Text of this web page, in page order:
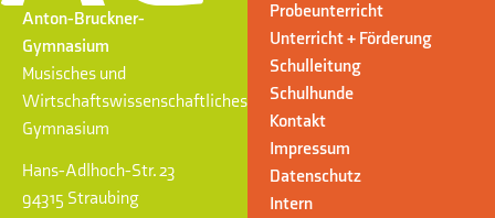
Anton-Bruckner-
Gymnasium
Musisches und
Wirtschaftswissenschaftliches
Gymnasium
Hans-Adlhoch-Str. 23
94315 Straubing
Probeunterricht
Unterricht + Förderung
Schulleitung
Schulhunde
Kontakt
Impressum
Datenschutz
Intern